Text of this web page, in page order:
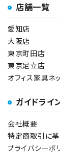
店舗一覧
愛知店
大阪店
東京町田店
東京足立店
オフィス家具ネ
ガイドライ
会社概要
特定商取引に
プライバシーポ